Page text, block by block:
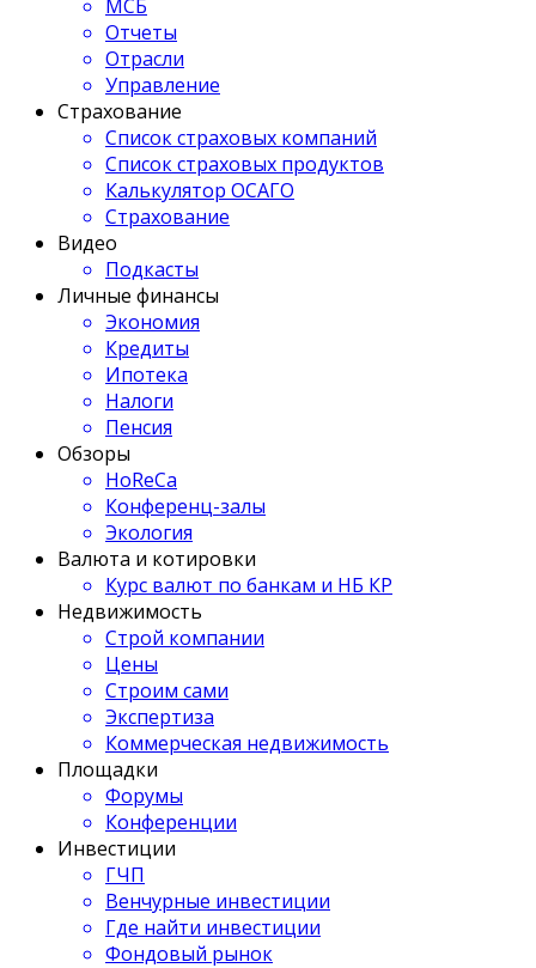
МСБ
Отчеты
Отрасли
Управление
Страхование
Список страховых компаний
Список страховых продуктов
Калькулятор ОСАГО
Страхование
Видео
Подкасты
Личные финансы
Экономия
Кредиты
Ипотека
Налоги
Пенсия
Обзоры
HoReCa
Конференц-залы
Экология
Валюта и котировки
Курс валют по банкам и НБ КР
Недвижимость
Строй компании
Цены
Строим сами
Экспертиза
Коммерческая недвижимость
Площадки
Форумы
Конференции
Инвестиции
ГЧП
Венчурные инвестиции
Где найти инвестиции
Фондовый рынок